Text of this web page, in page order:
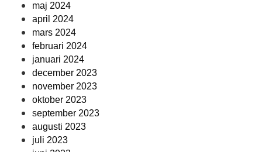
maj 2024
april 2024
mars 2024
februari 2024
januari 2024
december 2023
november 2023
oktober 2023
september 2023
augusti 2023
juli 2023